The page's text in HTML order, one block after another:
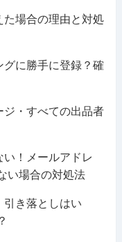
場合の理由と対処
に勝手に登録？確
・すべての出品者
！メールアドレ
い場合の対処法
き落としはい